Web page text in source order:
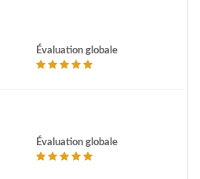
Évaluation globale
Évaluation globale